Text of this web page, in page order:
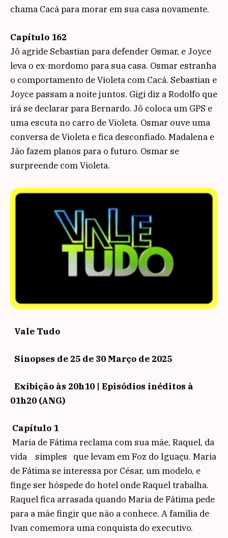
chama Cacá para morar em sua casa novamente.
Capítulo 162
Jô agride Sebastian para defender Osmar, e Joyce
leva o ex-mordomo para sua casa. Osmar estranha
o comportamento de Violeta com Cacá. Sebastian e
Joyce passam a noite juntos. Gigi diz a Rodolfo que
irá se declarar para Bernardo. Jô coloca um GPS e
uma escuta no carro de Violeta. Osmar ouve uma
conversa de Violeta e fica desconfiado. Madalena e
Jão fazem planos para o futuro. Osmar se
surpreende com Violeta.
Vale Tudo
Sinopses de 25 de 30 Março de 2025
Exibição às 20h10 | Episódios inéditos à
01h20 (ANG)
Capítulo 1
Maria de Fátima reclama com sua mãe, Raquel, da
vida simples que levam em Foz do Iguaçu. Maria
de Fátima se interessa por César, um modelo, e
finge ser hóspede do hotel onde Raquel trabalha.
Raquel fica arrasada quando Maria de Fátima pede
para a mãe fingir que não a conhece. A família de
Ivan comemora uma conquista do executivo.